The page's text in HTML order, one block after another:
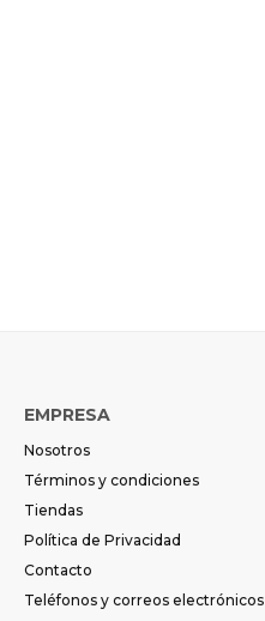
EMPRESA
Nosotros
Términos y condiciones
Tiendas
Política de Privacidad
Contacto
Teléfonos y correos electrónicos